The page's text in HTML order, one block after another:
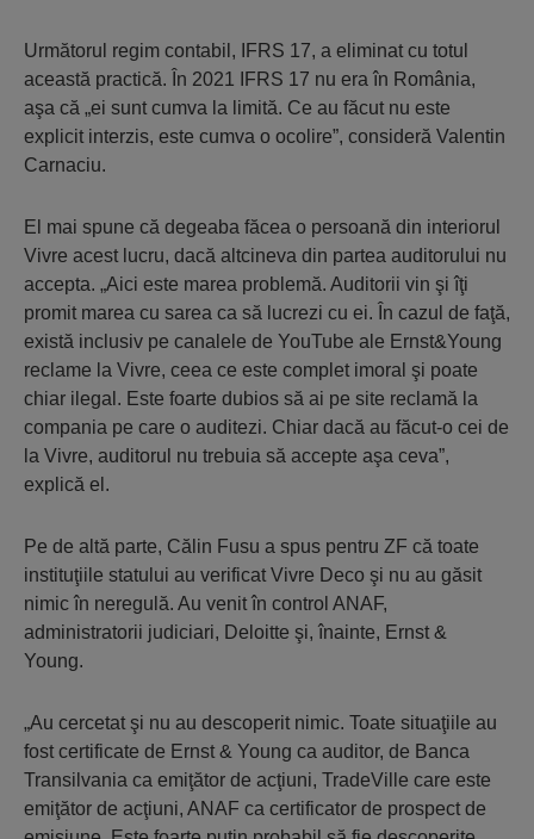
Următorul regim contabil, IFRS 17, a eliminat cu totul
această practică. În 2021 IFRS 17 nu era în România,
aşa că „ei sunt cumva la limită. Ce au făcut nu este
explicit interzis, este cumva o ocolire”, consideră Valentin
Carnaciu.
El mai spune că degeaba făcea o persoană din interiorul
Vivre acest lucru, dacă altcineva din partea auditorului nu
accepta. „Aici este marea problemă. Auditorii vin şi îţi
promit marea cu sarea ca să lucrezi cu ei. În cazul de faţă,
există inclusiv pe canalele de YouTube ale Ernst&Young
reclame la Vivre, ceea ce este complet imoral şi poate
chiar ilegal. Este foarte dubios să ai pe site reclamă la
compania pe care o auditezi. Chiar dacă au făcut-o cei de
la Vivre, auditorul nu trebuia să accepte aşa ceva”,
explică el.
Pe de altă parte, Călin Fusu a spus pentru ZF că toate
instituţiile statului au verificat Vivre Deco şi nu au găsit
nimic în neregulă. Au venit în control ANAF,
administratorii judiciari, Deloitte şi, înainte, Ernst &
Young.
„Au cercetat şi nu au descoperit nimic. Toate situaţiile au
fost certificate de Ernst & Young ca auditor, de Banca
Transilvania ca emiţător de acţiuni, TradeVille care este
emiţător de acţiuni, ANAF ca certificator de prospect de